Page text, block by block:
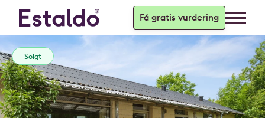
Få gratis vurdering
Solgt